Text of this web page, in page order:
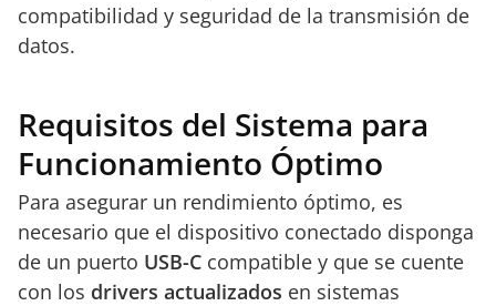
compatibilidad y seguridad de la transmisión de
datos.
Requisitos del Sistema para
Funcionamiento Óptimo
Para asegurar un rendimiento óptimo, es
necesario que el dispositivo conectado disponga
de un puerto USB-C compatible y que se cuente
con los drivers actualizados en sistemas